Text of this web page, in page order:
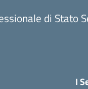
di Stato
I